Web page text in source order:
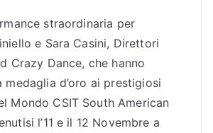
straordinaria per
e Sara Casini, Direttori
Crazy Dance, che hanno
d’oro ai prestigiosi
Mondo CSIT South American
l’11 e il 12 Novembre a